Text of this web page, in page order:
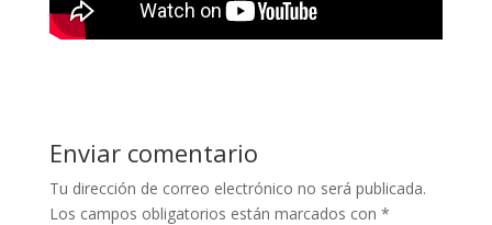
Enviar comentario
Tu dirección de correo electrónico no será publicada.
Los campos obligatorios están marcados con *